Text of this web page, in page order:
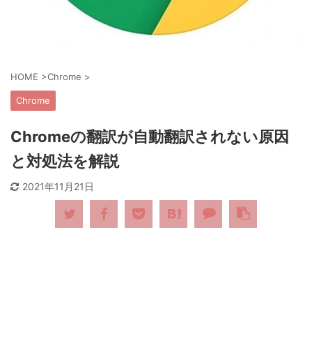
HOME >Chrome >
Chrome
Chromeの翻訳が自動翻訳されない原因
と対処法を解説
2021年11月21日